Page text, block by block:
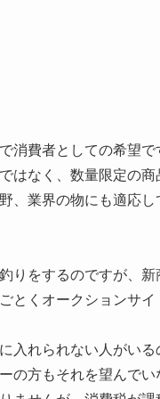
消費者としての希望
はなく、数量限定の商
、業界の物にも適応
りをするのですが、新
とくオークションサ
入れられない人がい
の方もそれを望んでい